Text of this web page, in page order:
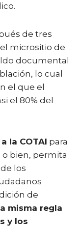
de tres
micrositio de
documental
lo cual
el que el
el 80% del
la COTAI para
bien, permita
los
de
misma regla
y los